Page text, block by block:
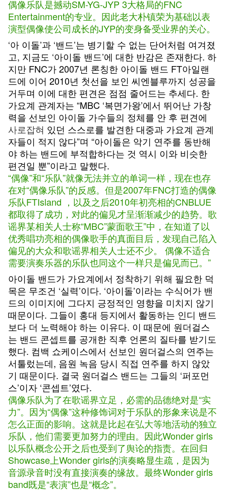
偶像乐队是撼动SM-YG-JYP 3大格局的FNC
Entertainment的专业。因此老大朴镇荣为基础以表
演型偶像使公司成长的JYP的变身备受业界的关心。
‘아 이돌’과 ‘밴드’는 병기할 수 없는 단어처럼 여겨졌
고, 지금도 ‘아이돌 밴드’에 대한 반감은 존재한다. 하
지만 FNC가 2007년 론칭한 아이돌 밴드 FT아일랜
드에 이어 2010년 첫선을 보인 씨엔블루까지 성공을
거두며 이에 대한 편견은 점점 줄어드는 추세다. 한
가요계 관계자는 “MBC ‘복면가왕’에서 뛰어난 가창
력을 선보인 아이돌 가수들의 정체를 안 후 편견에
사로잡혀 있던 스스로를 발견한 대중과 가요계 관계
자들이 적지 않다”며 “아이돌은 악기 연주를 동반해
야 하는 밴드에 부적합하다는 것 역시 이와 비슷한
편견일 뿐”이라고 말했다.
“偶像”和“乐队”就像无法并立的单词一样，现在也存
在对“偶像乐队”的反感。但是2007年FNC打造的偶像
乐队FTIsland ，以及之后2010年初亮相的CNBLUE
都取得了成功，对此的偏见才呈渐渐减少的趋势。歌
谣界某相关人士称“MBC”蒙面歌王”中，在知道了以
优秀唱功亮相的偶像歌手的真面目后，发现自己陷入
偏见的大众和歌谣界相关人士还不少。 偶像不适合
需要演奏乐器的乐队也同这个一样只是偏见而已。”
아이돌 밴드가 가요계에서 정착하기 위해 필요한 덕
목은 무조건 ‘실력’이다. ‘아이돌’이라는 수식어가 밴
드의 이미지에 그다지 긍정적인 영향을 미치지 않기
때문이다. 그들이 홍대 등지에서 활동하는 인디 밴드
보다 더 노력해야 하는 이유다. 이 때문에 원더걸스
는 밴드 콘셉트를 공개한 직후 언론의 질타를 받기도
했다. 컴백 쇼케이스에서 선보인 원더걸스의 연주는
서툴렀는데, 음원 녹음 당시 직접 연주를 하지 않았
기 때문이다. 결국 원더걸스 밴드는 그들의 ‘퍼포먼
스’이자 ‘콘셉트’였다.
偶像乐队为了在歌谣界立足，必需的品德绝对是“实
力”。因为“偶像”这种修饰词对于乐队的形象来说是不
怎么正面的影响。这就是比起在弘大等地活动的独立
乐队，他们需要更加努力的理由。因此Wonder girls
以乐队概念公开之后也受到了舆论的指责。在回归
Showcase上Wonder girls的演奏略显生疏，是因为
音源录音时没有直接演奏的缘故。最终Wonder girls
band既是“表演”也是“概念”。